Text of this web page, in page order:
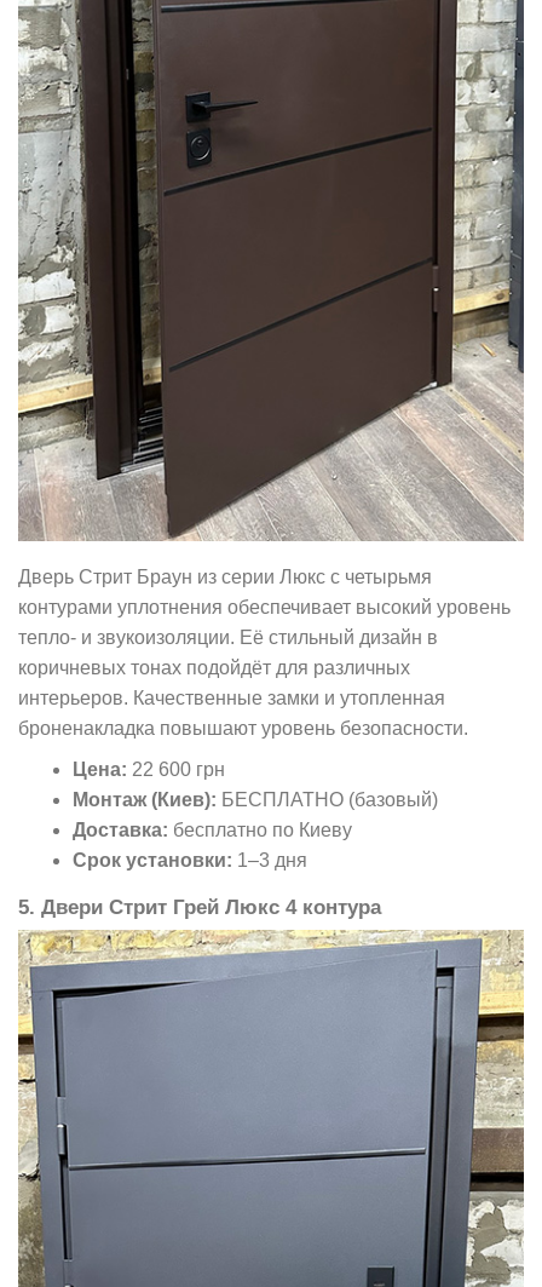
Дверь Стрит Браун из серии Люкс с четырьмя
контурами уплотнения обеспечивает высокий уровень
тепло- и звукоизоляции. Её стильный дизайн в
коричневых тонах подойдёт для различных
интерьеров. Качественные замки и утопленная
броненакладка повышают уровень безопасности.
Цена: 22 600 грн
Монтаж (Киев): БЕСПЛАТНО (базовый)
Доставка: бесплатно по Киеву
Срок установки: 1–3 дня
5. Двери Стрит Грей Люкс 4 контура